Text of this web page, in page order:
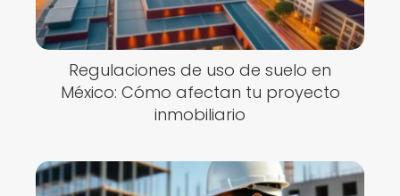
Regulaciones de uso de suelo en
México: Cómo afectan tu proyecto
inmobiliario